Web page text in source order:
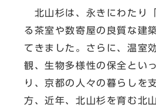
北山杉は、永きにわたり
る茶室や数寄屋の良質な建
てきました。さらに、温室
観、生物多様性の保全とい
り、京都の人々の暮らしを
方、近年、北山杉を育む北